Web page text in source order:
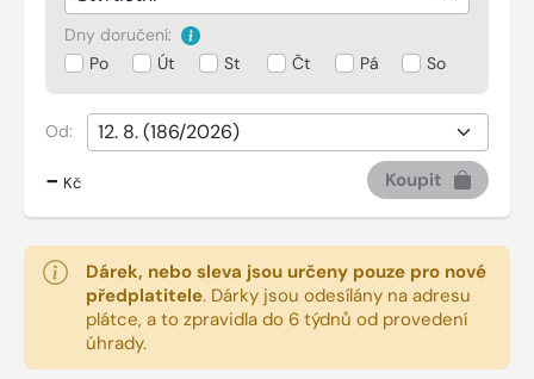
Dny doručení:
Po
Út St Čt Pá So
Od:
- Kč Koupit
Dárek, nebo sleva jsou určeny pouze pro nové
předplatitele. Dárky jsou odesílány na adresu
plátce, a to zpravidla do 6 týdnů od provedení
úhrady.